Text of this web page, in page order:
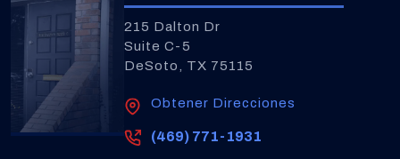
215 Dalton Dr
Suite C-5
DeSoto, TX 75115
Obtener Direcciones
(469) 771-1931